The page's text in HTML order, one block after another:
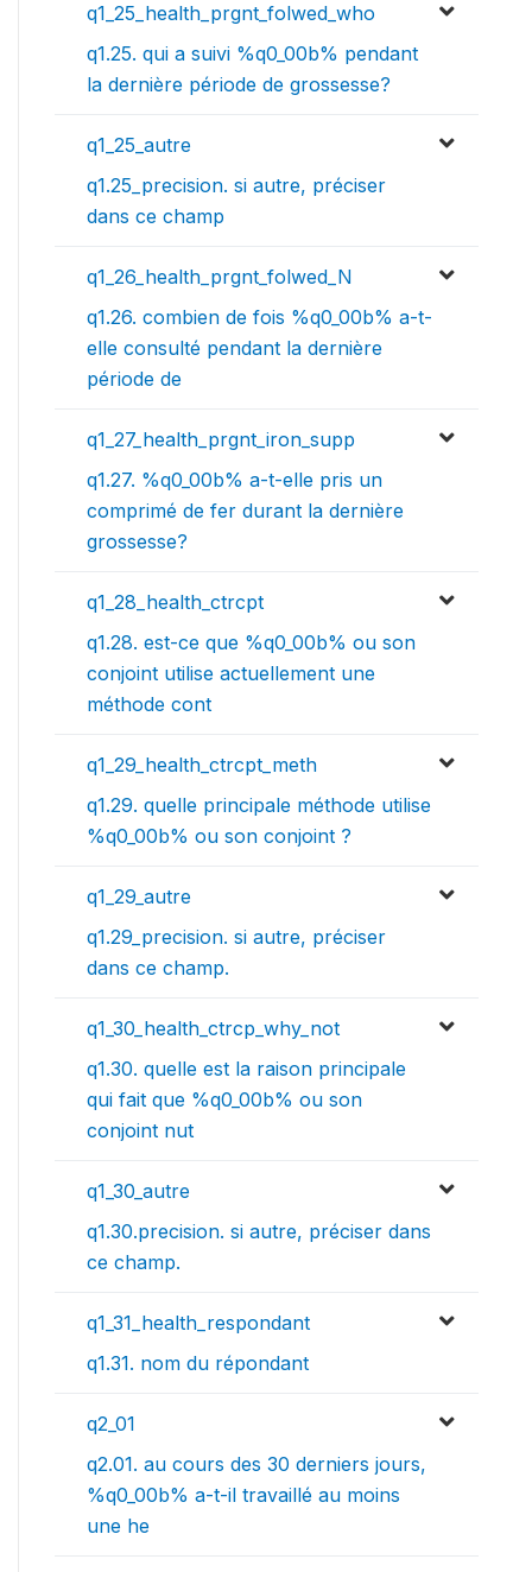
q1_25_health_prgnt_folwed_who
q1.25. qui a suivi %q0_00b% pendant
la dernière période de grossesse?
q1_25_autre
q1.25_precision. si autre, préciser
dans ce champ
q1_26_health_prgnt_folwed_N
q1.26. combien de fois %q0_00b% a-t-
elle consulté pendant la dernière
période de
q1_27_health_prgnt_iron_supp
q1.27. %q0_00b% a-t-elle pris un
comprimé de fer durant la dernière
grossesse?
q1_28_health_ctrcpt
q1.28. est-ce que %q0_00b% ou son
conjoint utilise actuellement une
méthode cont
q1_29_health_ctrcpt_meth
q1.29. quelle principale méthode utilise
%q0_00b% ou son conjoint ?
q1_29_autre
q1.29_precision. si autre, préciser
dans ce champ.
q1_30_health_ctrcp_why_not
q1.30. quelle est la raison principale
qui fait que %q0_00b% ou son
conjoint nut
q1_30_autre
q1.30.precision. si autre, préciser dans
ce champ.
q1_31_health_respondant
q1.31. nom du répondant
q2_01
q2.01. au cours des 30 derniers jours,
%q0_00b% a-t-il travaillé au moins
une he